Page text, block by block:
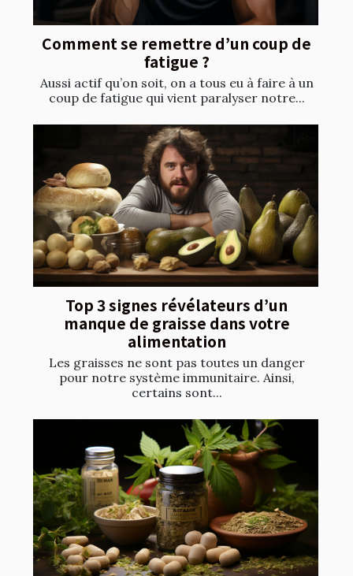
Comment se remettre d’un coup de
fatigue ?
Aussi actif qu’on soit, on a tous eu à faire à un
coup de fatigue qui vient paralyser notre...
Top 3 signes révélateurs d’un
manque de graisse dans votre
alimentation
Les graisses ne sont pas toutes un danger
pour notre système immunitaire. Ainsi,
certains sont...